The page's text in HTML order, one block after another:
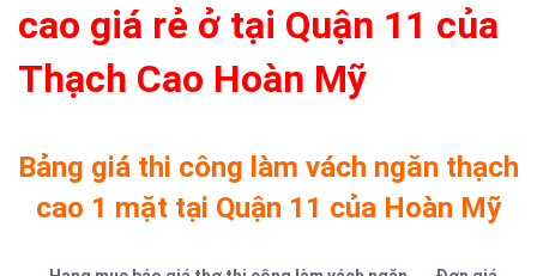
cao giá rẻ ở tại Quận 11 của
Thạch Cao Hoàn Mỹ
Bảng giá thi công làm vách ngăn thạch
cao 1 mặt tại Quận 11 của Hoàn Mỹ